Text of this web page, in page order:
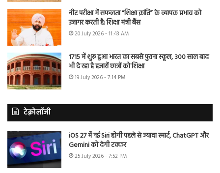
नीट परीक्षा में सफलता “शिक्षा क्रांति” के व्यापक प्रभाव को
उजागर करती है: शिक्षा मंत्री बैंस
20 July 2026 - 11:43 AM
1715 में शुरू हुआ भारत का सबसे पुराना स्कूल, 300 साल बाद
भी दे रहा है हजारों छात्रों को शिक्षा
19 July 2026 - 7:14 PM
टेक्नोलॉजी
iOS 27 में नई Siri होगी पहले से ज्यादा स्मार्ट, ChatGPT और
Gemini को देगी टक्कर
25 July 2026 - 7:52 PM